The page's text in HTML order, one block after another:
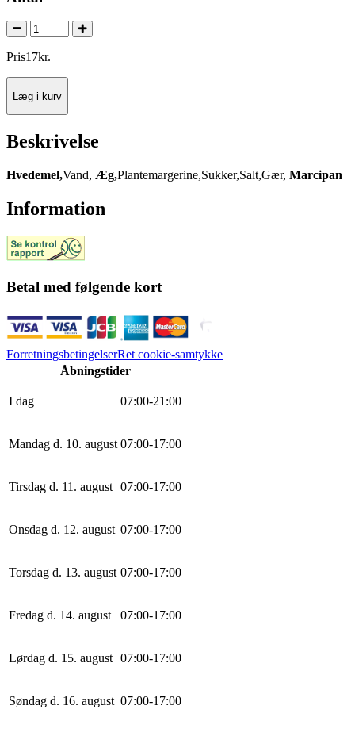
Pris17kr.
Læg i kurv
Beskrivelse
Hvedemel,Vand, Æg,Plantemargerine,Sukker,Salt,Gær, Marcipan
Information
Betal med følgende kort
ForretningsbetingelserRet cookie-samtykke
Åbningstider
I dag 07:00-21 :00
Mandag d. 10. august 07:00-17:00
Tirsdag d. 11. august 07:00-17:00
Onsdag d. 12. august 07:00-17:00
Torsdag d. 13. august 07:00-17:00
Fredag d. 14. august 07:00-17:00
Lørdag d. 15. august 07:00-17:00
Søndag d. 16. august 07:00-17:00